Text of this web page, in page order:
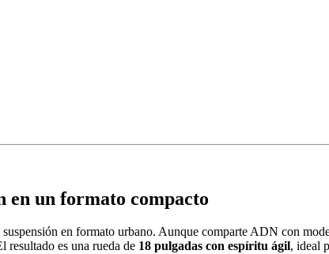
en un formato compacto
en formato urbano. Aunque comparte ADN con
resultado es una rueda de 18 pulgadas con espíritu ágil, ideal